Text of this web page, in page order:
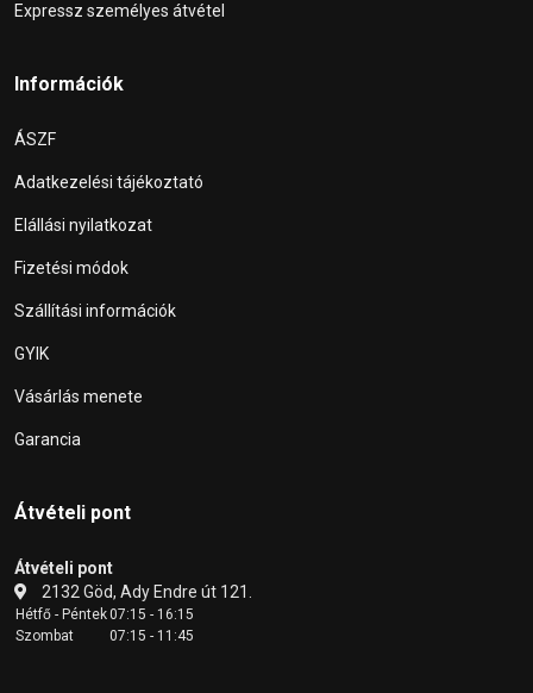
Expressz személyes átvétel
Információk
ÁSZF
Adatkezelési tájékoztató
Elállási nyilatkozat
Fizetési módok
Szállítási információk
GYIK
Vásárlás menete
Garancia
Átvételi pont
Átvételi pont
2132 Göd, Ady Endre út 121.
Hétfő - Péntek07:15 - 16:15
Szombat
07:15 - 11:45